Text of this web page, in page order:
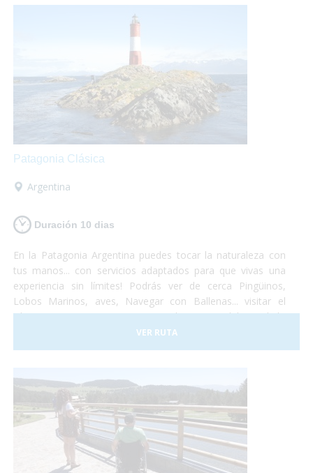
Patagonia Clásica
Argentina
Duración 10 dias
En la Patagonia Argentina puedes tocar la naturaleza con
tus manos... con servicios adaptados para que vivas una
experiencia sin límites! Podrás ver de cerca Pingüinos,
Lobos Marinos, aves, Navegar con Ballenas... visitar el
Glaciar Perito Moreno o navegar las aguas del Canal de
Beagle... un viaje que no te dejará indiferente... el Turismo
Accesible es posible!
VER RUTA